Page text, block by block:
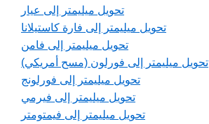
تحويل ميليمتر إلى عيار
تحويل ميليمتر إلى فارة كاستيلانا
تحويل ميليمتر إلى فامن
تحويل ميليمتر إلى فورلون (مسح أمريكي)
تحويل ميليمتر إلى فورلونج
تحويل ميليمتر إلى فيرمي
تحويل ميليمتر إلى فيمتومتر